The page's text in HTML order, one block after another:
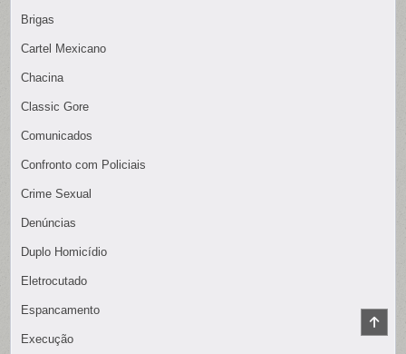
Brigas
Cartel Mexicano
Chacina
Classic Gore
Comunicados
Confronto com Policiais
Crime Sexual
Denúncias
Duplo Homicídio
Eletrocutado
Espancamento
Execução
TO